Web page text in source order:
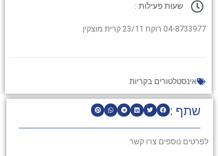
שתף :
לפרטים נוספים צרו קשר
שעות פעילות :
04-8733977 רוקח 23/11 קרית מוצקין
אינסטלטורים בקריות